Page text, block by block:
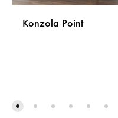
Konzola Point